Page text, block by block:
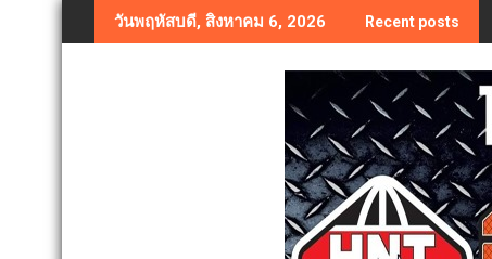
to
วันพฤหัสบดี, สิงหาคม 6, 2026 Recent posts